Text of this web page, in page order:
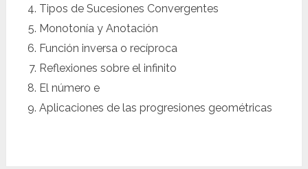
Tipos de Sucesiones Convergentes
Monotonía y Anotación
Función inversa o recíproca
Reflexiones sobre el infinito
El número e
Aplicaciones de las progresiones geométricas